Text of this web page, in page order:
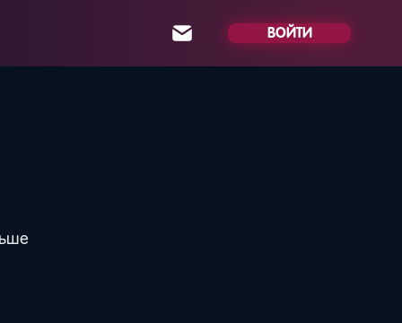
ВОЙТИ